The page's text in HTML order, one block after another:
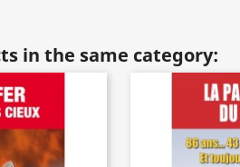
in the same category: